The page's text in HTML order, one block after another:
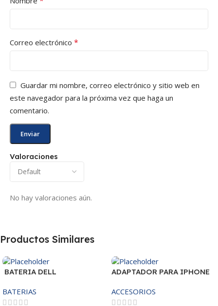
Valoraciones
No hay valoraciones aún.
Correo electrónico *
Guardar mi nombre, correo electrónico y sitio web en
este navegador para la próxima vez que haga un
comentario.
Productos Similares
BATERIA DELL
3521/5421/3425 14.8V
BATERIAS
ADAPTADOR PARA IPHONE
ACCESORIOS